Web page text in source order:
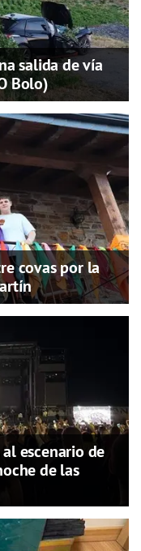
salida de vía
Bolo)
covas por la
escenario de
de las